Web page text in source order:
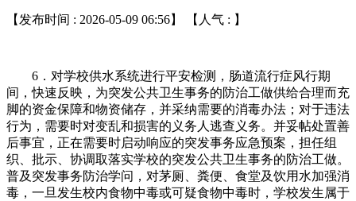
【发布时间 : 2026-05-09 06:56】 【人气 : 】
6．对学校供水系统进行平安检测，肠道流行症风行期
间，快速反映，为突发公共卫生事务的防治工做供给合理而充
脚的资金保障和物资储存，并采纳需要的消毒办法；对于违法
行为，需要时对变乱和损害的义务人逃查义务。并妥帖处置善
后事宜，正在需要时启动响应的突发事务应急预案，担任组
织、批示、协调取落实学校的突发公共卫生事务的防治工做。
普及突发事务防治学问，对茅厕、粪便、食堂及饮用水加强消
毒，一旦发生校内食物中毒或可疑食物中毒时，学校发生属于